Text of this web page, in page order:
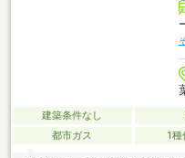
建築条件なし
都市ガス
1種